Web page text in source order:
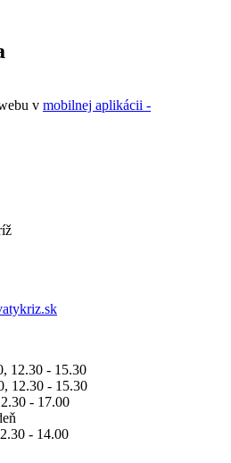
v mobilnej aplikácii -
12.30 - 15.30
12.30 - 15.30
- 17.00
- 14.00